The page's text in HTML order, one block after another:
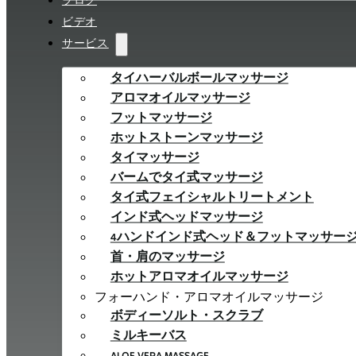
ビデオ
サービス
タイハーバルボールマッサージ
アロマオイルマッサージ
フットマッサージ
ホットストーンマッサージ
タイマッサージ
バームでタイ式マッサージ
タイ式フェイシャルトリートメント
インド式ヘッドマッサージ
4ハンドインド式ヘッド＆フットマッサー
首・肩のマッサージ
ホットアロマオイルマッサージ
フォーハンド・アロマオイルマッサージ
ボディーソルト・スクラブ
ミルキーバス